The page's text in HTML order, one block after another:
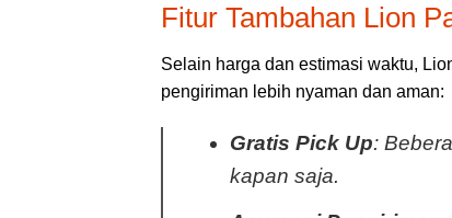
Fitur Tambahan Lion
Selain harga dan estimasi waktu,
pengiriman lebih nyaman dan aman:
Gratis Pick Up:
kapan saja.